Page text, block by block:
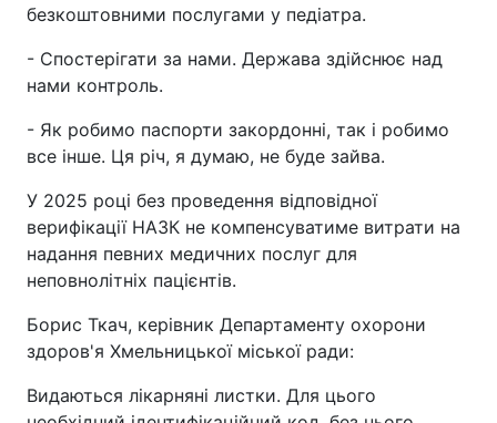
безкоштовними послугами у педіатра.
- Спостерігати за нами. Держава здійснює над
нами контроль.
- Як робимо паспорти закордонні, так і робимо
все інше. Ця річ, я думаю, не буде зайва.
У 2025 році без проведення відповідної
верифікації НАЗК не компенсуватиме витрати на
надання певних медичних послуг для
неповнолітніх пацієнтів.
Борис Ткач, керівник Департаменту охорони
здоров'я Хмельницької міської ради:
Видаються лікарняні листки. Для цього